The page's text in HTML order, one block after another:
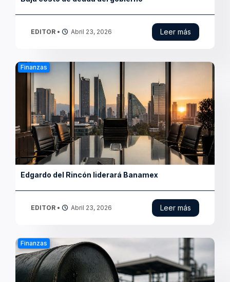
Finanzas
Huachicol fiscal golpea ingresos públicos
EDITOR • Abril 22, 2026 Leer más
Finanzas